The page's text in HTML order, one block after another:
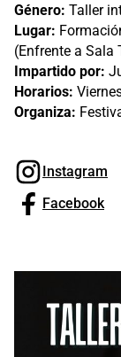
Género: Taller
Lugar:
(Enfrente a Sala
Impartido por:
Horarios:
Organiza:
Instagram
Facebook